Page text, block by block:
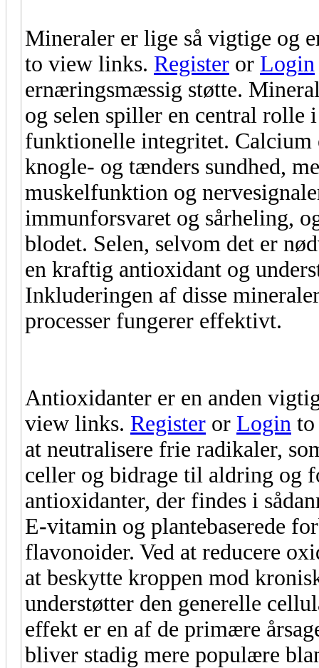
Mineraler er lige så vigtige og
to view links. Register or Login
ernæringsmæssig støtte.
og selen spiller en central rolle
funktionelle integritet.
knogle- og tænders sundhed,
muskelfunktion og
immunforsvaret og sårheling,
blodet. Selen, selvom det er
en kraftig antioxidant og
Inkluderingen af disse
processer fungerer effektivt.
Antioxidanter er en anden
view links. Register or Login
at neutralisere frie radikaler,
celler og bidrage til aldring og
antioxidanter, der findes i
E-vitamin og plantebaserede
flavonoider. Ved at reducere
at beskytte kroppen mod
understøtter den generelle
effekt er en af de primære
bliver stadig mere populære